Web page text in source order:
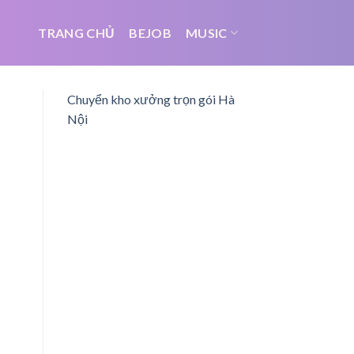
TRANG CHỦ BEJOB MUSIC
Chuyển kho xưởng trọn gói Hà
Nội